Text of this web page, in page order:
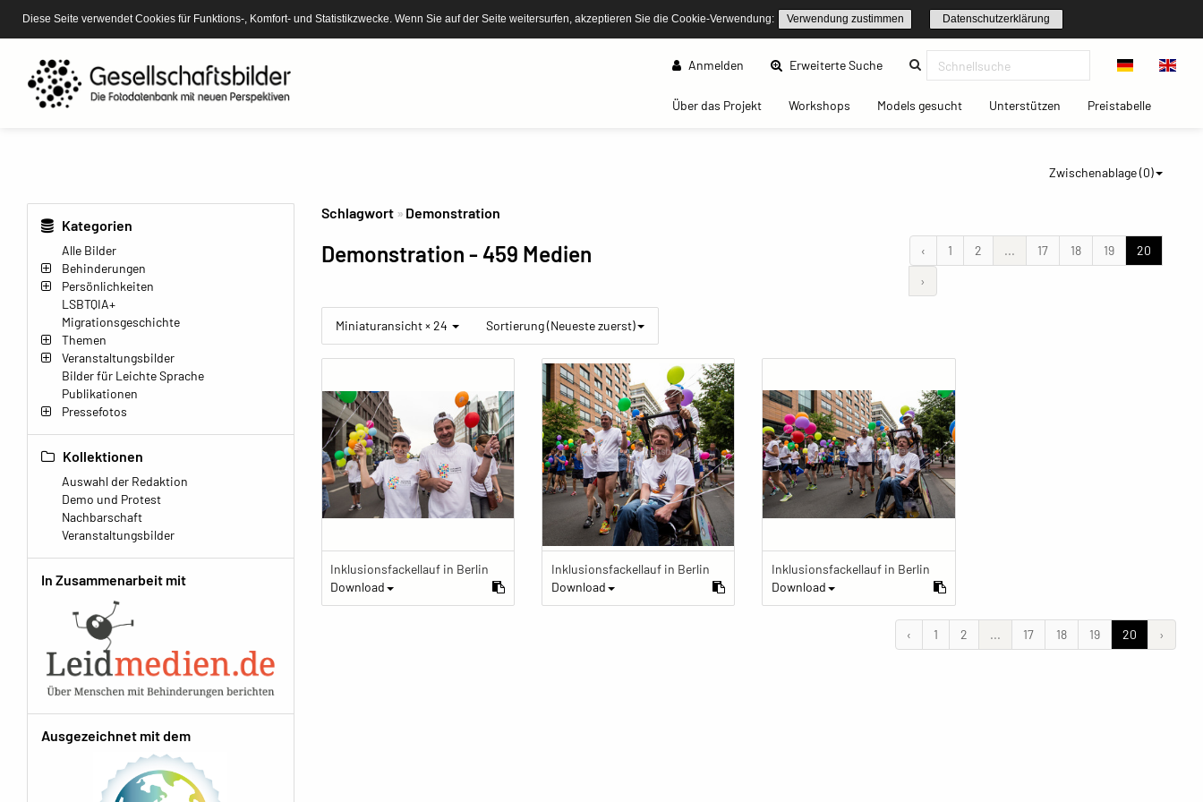
Diese Seite verwendet Cookies für Funktions-, Komfort- und Statistikzwecke. Wenn Sie auf der Seite weitersurfen, akzeptieren Sie die Cookie-Verwendung: Verwendung zustimmen Datenschutzerklärung
Anmelden Erweiterte Suche(current)
Über das Projekt(current)Workshops(current)Models gesucht(current)Unterstützen(current)Preistabelle(current)
Zwischenablage (0)
Kategorien
Alle Bilder
Behinderungen
Persönlichkeiten
LSBTQIA+
Migrationsgeschichte
Themen
Veranstaltungsbilder
Bilder für Leichte Sprache
Publikationen
Pressefotos
Kollektionen
Auswahl der Redaktion
Demo und Protest
Nachbarschaft
Veranstaltungsbilder
In Zusammenarbeit mit
Ausgezeichnet mit dem
Schlagwort Demonstration
Demonstration - 459 Medien ‹ 1 2 ... 17 18 19
20
›
Miniaturansicht × 24 Sortierung (Neueste zuerst)
Inklusionsfackellauf in Berlin
Download
Inklusionsfackellauf in Berlin
Download
Inklusionsfackellauf in Berlin
Download
‹ 1 2 ... 17 18 19 20 ›